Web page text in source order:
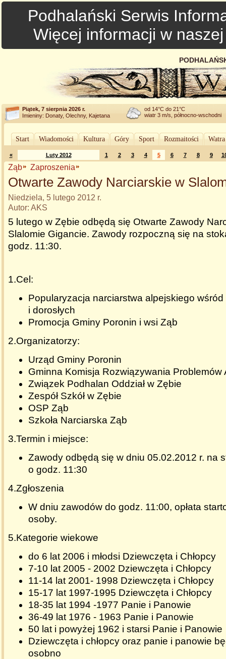
Podhalański Serwis
Więcej informacji w
Piątek, 7 sierpnia 2026 r.
Imieniny: Donaty, Olechny, Kajetana
od 14°C do 21°C
wiatr 3 m/s, północno-wschodni
Start Wiadomości Kultura Góry Sport Rozmaitości
« Luty 2012 1 2 3 4 5 6 7 8 9
Ząb Zaproszenia
Otwarte Zawody Narciarskie w
Niedziela, 5 lutego 2012 r.
Autor: AKS
5 lutego w Zębie odbędą się Otwarte Zawody
Slalomie Gigancie. Zawody rozpoczną się na
godz. 11:30.
1.Cel:
Popularyzacja narciarstwa alpejskiego wśród
i dorosłych
Promocja Gminy Poronin i wsi Ząb
2.Organizatorzy:
Urząd Gminy Poronin
Gminna Komisja Rozwiązywania Problemów
Związek Podhalan Oddział w Zębie
Zespół Szkół w Zębie
OSP Ząb
Szkoła Narciarska Ząb
3.Termin i miejsce:
Zawody odbędą się w dniu 05.02.2012 r. na
o godz. 11:30
4.Zgłoszenia
W dniu zawodów do godz. 11:00, opłata
osoby.
5.Kategorie wiekowe
do 6 lat 2006 i młodsi Dziewczęta i Chłopcy
7-10 lat 2005 - 2002 Dziewczęta i Chłopcy
11-14 lat 2001- 1998 Dziewczęta i Chłopcy
15-17 lat 1997-1995 Dziewczęta i Chłopcy
18-35 lat 1994 -1977 Panie i Panowie
36-49 lat 1976 - 1963 Panie i Panowie
50 lat i powyżej 1962 i starsi Panie i Panowie
Dziewczęta i chłopcy oraz panie i panowie
osobno